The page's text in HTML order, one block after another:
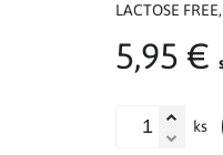
LACTOSE
5,95 €
ks